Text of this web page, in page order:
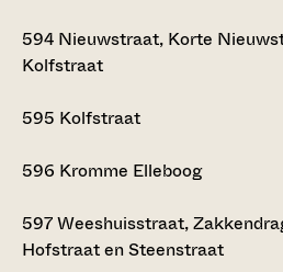
594 Nieuwstraat, Korte
Kolfstraat
595 Kolfstraat
596 Kromme Elleboog
597Weeshuisstraat,
Hofstraat en Steenstraat